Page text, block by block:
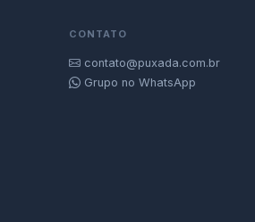
CONTATO
contato@puxada.com.br
Grupo no WhatsApp